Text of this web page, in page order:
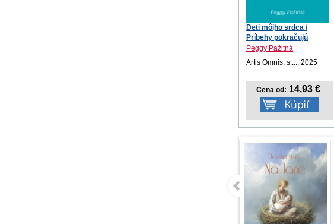
Deti môjho srdca /
Príbehy pokračujú
Peggy Pažitná
Artis Omnis, s...., 2025
Cena od: 14,93 €